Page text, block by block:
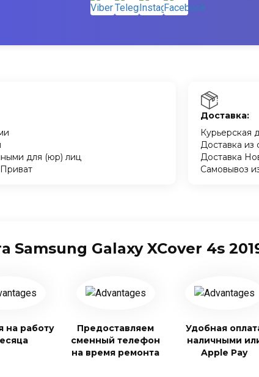
для (юр) лиц
Доставка:
Курьерская
Доставка из
Доставка
Самовывоз
Galaxy XCover 4s
на работу
Предоставляем
сменный телефон
на время ремонта
Удобная
наличными
Apple Pay